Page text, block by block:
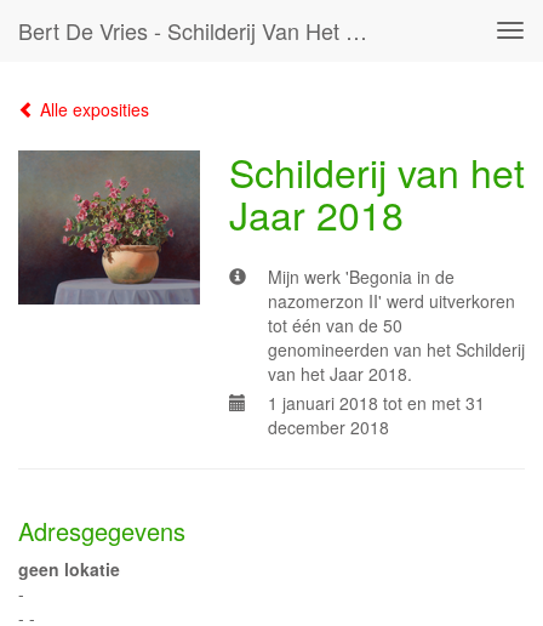
Bert De Vries - Schilderij Van Het Jaar 2018
Alle exposities
Schilderij van het
Jaar 2018
Mijn werk 'Begonia in de
nazomerzon II' werd uitverkoren
tot één van de 50
genomineerden van het Schilderij
van het Jaar 2018.
1 januari 2018 tot en met 31
december 2018
Adresgegevens
geen lokatie
-
- -